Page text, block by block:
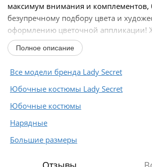
максимум внимания и комплементов,
безупречному подбору цвета и
оформлению цветочной аппликации!
подкладкой по полочке...
Полное описание
Все модели бренда Lady Secret
Юбочные костюмы Lady Secret
Юбочные костюмы
Нарядные
Большие размеры